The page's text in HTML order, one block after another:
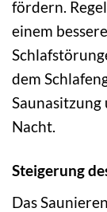
fördern.
einem
dem
Saunasitzung
Nacht.
Steigerung
Das